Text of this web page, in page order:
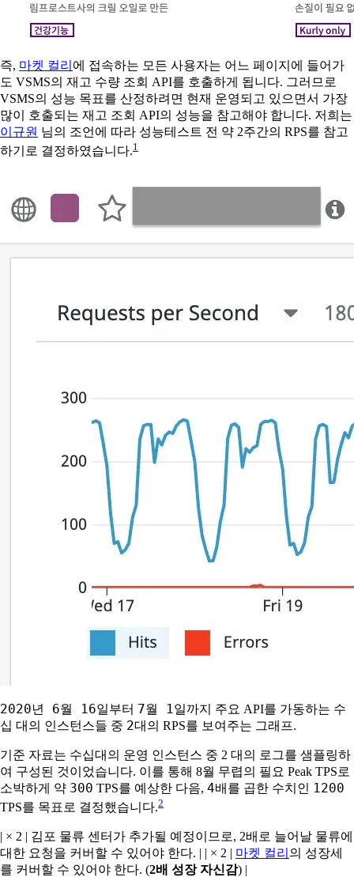
즉, 마켓 컬리 에 접속하는 모든 사용자는 어느 페이지에 들어가
도 VSMS의 재고 수량 조회 API를 호출하게 됩니다. 그러므로
VSMS의 성능 목표를 산정하려면 현재 운영되고 있으면서 가장
많이 호출되는 재고 조회 API의 성능을 참고해야 합니다. 저희는
이규원 님의 조언에 따라 성능테스트 전 약 2주간의 RPS를 참고
하기로 결정하였습니다.1
2020년 6월 16일부터 7월 1일까지 주요 API를 가동하는 수
십 대의 인스턴스들 중 2대의 RPS를 보여주는 그래프.
기준 자료는 수십대의 운영 인스턴스 중 2 대의 로그를 샘플링하
여 구성된 것이었습니다. 이를 통해 8월 무렵의 필요 Peak TPS로
소박하게 약 300 TPS를 예상한 다음, 4배를 곱한 수치인 1200
TPS를 목표로 결정했습니다.2
| × 2 | 김포 물류 센터가 추가될 예정이므로, 2배로 늘어날 물류에
대한 요청을 커버할 수 있어야 한다. | | × 2 | 마켓 컬리 의 성장세
를 커버할 수 있어야 한다. (2배 성장 자신감) |